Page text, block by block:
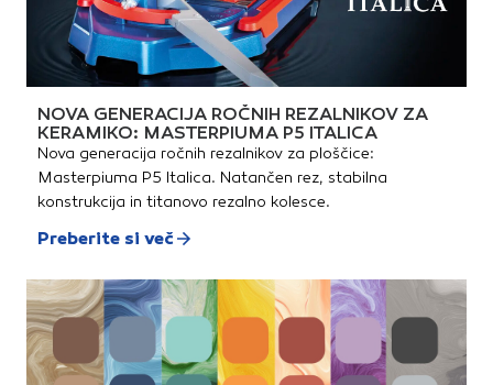
NOVA GENERACIJA ROČNIH REZALNIKOV ZA
KERAMIKO: MASTERPIUMA P5 ITALICA
Nova generacija ročnih rezalnikov za ploščice:
Masterpiuma P5 Italica. Natančen rez, stabilna
konstrukcija in titanovo rezalno kolesce.
Preberite si več